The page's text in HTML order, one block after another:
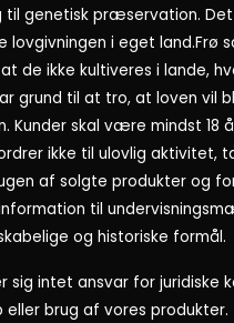
til genetisk præservation. Det
lovgivningen i eget land.Frø
de ikke kultiveres i lande,
grund til at tro, at loven vil
Kunder skal være mindst 18
ikke til ulovlig aktivitet,
af solgte produkter og
til
og historiske formål.
sig intet ansvar for juridiske
eller brug af vores produkter.